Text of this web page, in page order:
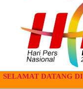
SELAMAT DATANG DI